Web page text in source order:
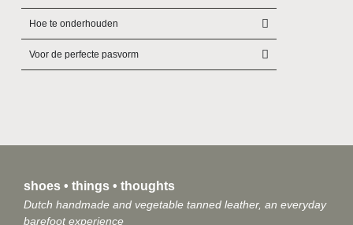
Hoe te onderhouden
Voor de perfecte pasvorm
shoes • things • thoughts
Dutch handmade and vegetable tanned leather, an everyday
barefoot experience